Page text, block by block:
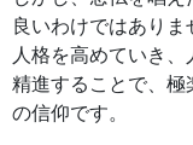
良いわけではありま
人格を高めていき
精進することで、
の信仰です。